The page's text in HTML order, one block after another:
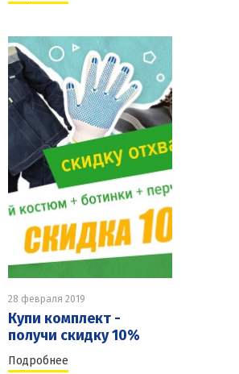
28 февраля 2019
Купи комплект -
получи скидку 10%
Подробнее